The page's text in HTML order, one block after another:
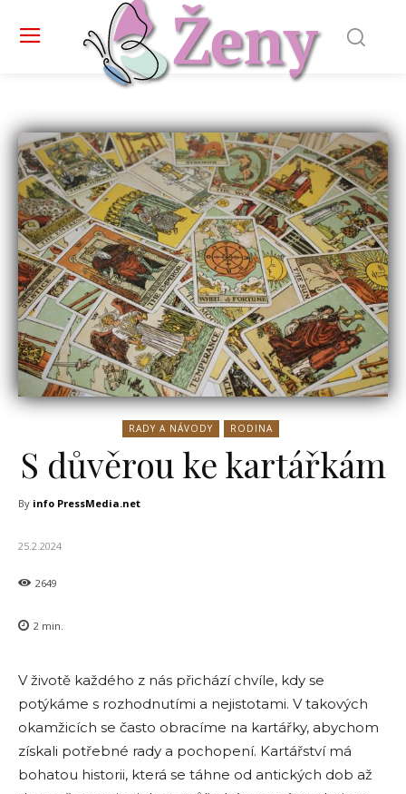
RADY A NÁVODY RODINA
S důvěrou ke kartářkám
By info PressMedia.net
25.2.2024
2649
2 min.
V životě každého z nás přichází chvíle, kdy se
potýkáme s rozhodnutími a nejistotami. V takových
okamžicích se často obracíme na kartářky, abychom
získali potřebné rady a pochopení. Kartářství má
bohatou historii, která se táhne od antických dob až